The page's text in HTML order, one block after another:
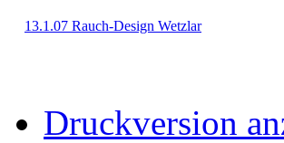
13.1.07 Rauch-Design Wetzlar
Druckversion